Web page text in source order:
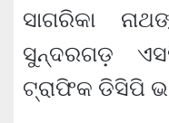
ସାଗରିକା
ସୁନ୍ଦରଗଡ଼
ଟ୍ରାଫିକ ଡିସିପି